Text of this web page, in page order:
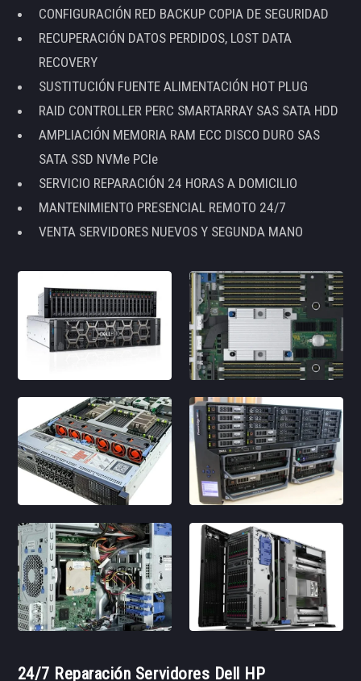
CONFIGURACIÓN RED BACKUP COPIA DE SEGURIDAD
RECUPERACIÓN DATOS PERDIDOS, LOST DATA
RECOVERY
SUSTITUCIÓN FUENTE ALIMENTACIÓN HOT PLUG
RAID CONTROLLER PERC SMARTARRAY SAS SATA HDD
AMPLIACIÓN MEMORIA RAM ECC DISCO DURO SAS
SATA SSD NVMe PCIe
SERVICIO REPARACIÓN 24 HORAS A DOMICILIO
MANTENIMIENTO PRESENCIAL REMOTO 24/7
VENTA SERVIDORES NUEVOS Y SEGUNDA MANO
24/7 Reparación Servidores Dell HP